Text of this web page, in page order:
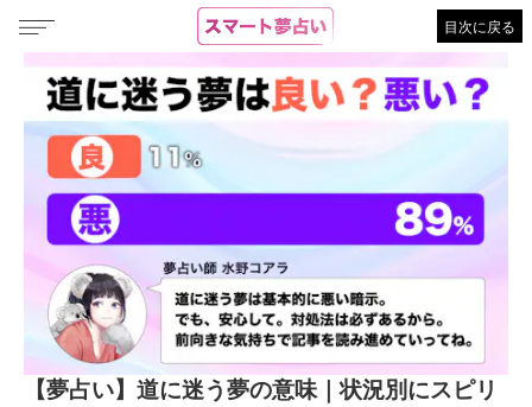
目次に戻る
【夢占い】道に迷う夢の意味｜状況別にスピリ